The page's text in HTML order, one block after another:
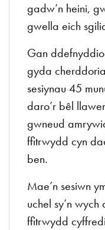
gadw’n heini,
gwella eich
Gan
gyda
sesiynau 45
daro’r bêl
gwneud
ffitrwydd cyn
ben.
Mae’n sesiwn
uchel sy’n
ffitrwydd